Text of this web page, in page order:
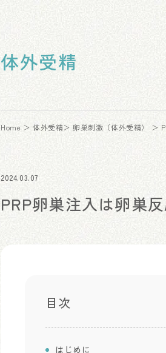
体外受精
Home 体外受精 卵巣刺激（体外受精）
2024.03.07
PRP卵巣注入は卵巣
目次
はじめに